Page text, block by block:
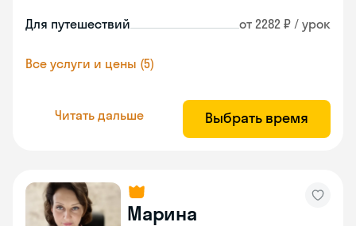
Для путешествий от 2282 ₽ / урок
Все услуги и цены (5)
Читать дальше Выбрать время
Марина